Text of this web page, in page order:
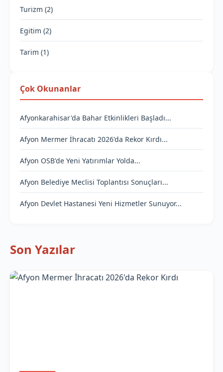
Turizm (2)
Egitim (2)
Tarim (1)
Çok Okunanlar
Afyonkarahisar'da Bahar Etkinlikleri Başladı...
Afyon Mermer İhracatı 2026'da Rekor Kırdı...
Afyon OSB'de Yeni Yatırımlar Yolda...
Afyon Belediye Meclisi Toplantısı Sonuçları...
Afyon Devlet Hastanesi Yeni Hizmetler Sunuyor...
Son Yazılar